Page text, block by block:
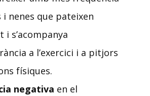
i nenes que pateixen
i s’acompanya
a l’exercici i a pitjors
físiques.
negativa en el